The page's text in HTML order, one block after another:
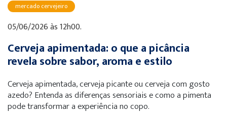
mercado cervejeiro
05/06/2026 às 12h00.
Cerveja apimentada: o que a picância
revela sobre sabor, aroma e estilo
Cerveja apimentada, cerveja picante ou cerveja com gosto
azedo? Entenda as diferenças sensoriais e como a pimenta
pode transformar a experiência no copo.